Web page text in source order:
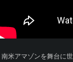
南米アマゾンを舞台に